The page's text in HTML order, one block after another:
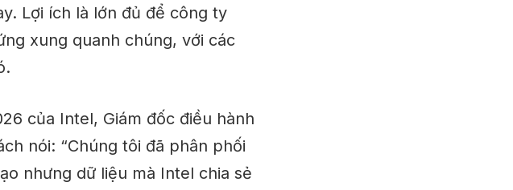
Lợi ích là lớn đủ để công ty
xung quanh chúng, với các
của Intel, Giám đốc điều hành
nói: “Chúng tôi đã phân phối
nhưng dữ liệu mà Intel chia sẻ